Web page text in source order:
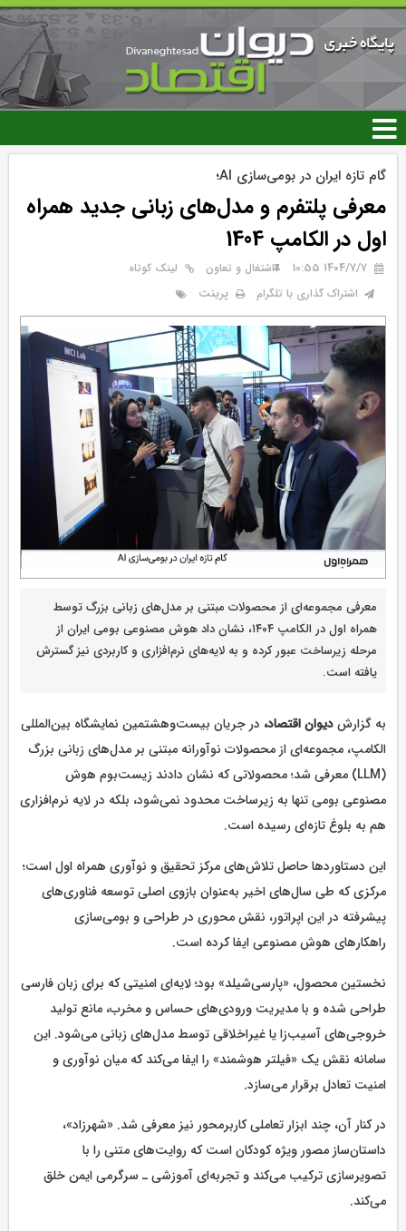
رفتن
محتوای
اصلی
گام تازه ایران در بومی‌سازی AI؛
معرفی پلتفرم و مدل‌های زبانی جدید همراه
اول در الکامپ 1404
۱۴۰۴/۷/۷ 10:55 اشتغال و تعاون
لینک کوتاه
اشتراک گذاری با تلگرام
پرینت
معرفی مجموعه‌ای از محصولات مبتنی بر مدل‌های زبانی بزرگ توسط
همراه اول در الکامپ ۱۴۰۴، نشان داد هوش مصنوعی بومی ایران از
مرحله زیرساخت عبور کرده و به لایه‌های نرم‌افزاری و کاربردی نیز گسترش
یافته است.
به گزارشدیوان اقتصاد، در جریان بیست‌وهشتمین نمایشگاه بین‌المللی
الکامپ، مجموعه‌ای از محصولات نوآورانه مبتنی بر مدل‌های زبانی بزرگ
(LLM) معرفی شد؛ محصولاتی که نشان دادند زیست‌بوم هوش
مصنوعی بومی تنها به زیرساخت محدود نمی‌شود، بلکه در لایه نرم‌افزاری
هم به بلوغ تازه‌ای رسیده است.
این دستاوردها حاصل تلاش‌های مرکز تحقیق و نوآوری همراه اول است؛
مرکزی که طی سال‌های اخیر به‌عنوان بازوی اصلی توسعه فناوری‌های
پیشرفته در این اپراتور، نقش محوری در طراحی و بومی‌سازی
راهکارهای هوش مصنوعی ایفا کرده است.
نخستین محصول، «پارسی‌شیلد» بود؛ لایه‌ای امنیتی که برای زبان فارسی
طراحی شده و با مدیریت ورودی‌های حساس و مخرب، مانع تولید
خروجی‌های آسیب‌زا یا غیراخلاقی توسط مدل‌های زبانی می‌شود. این
سامانه نقش یک «فیلتر هوشمند» را ایفا می‌کند که میان نوآوری و
امنیت تعادل برقرار می‌سازد.
در کنار آن، چند ابزار تعاملی کاربرمحور نیز معرفی شد. «شهرزاد»،
داستان‌ساز مصور ویژه کودکان است که روایت‌های متنی را با
تصویرسازی ترکیب می‌کند و تجربه‌ای آموزشی ـ سرگرمی ایمن خلق
می‌کند.